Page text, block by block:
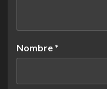
Nombre *